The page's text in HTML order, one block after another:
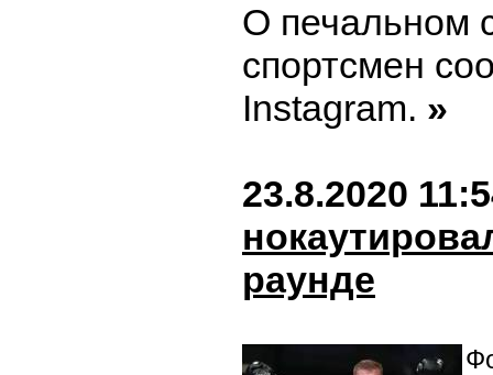
О печальном
спортсмен
Instagram. »
23.8.2020
раунде